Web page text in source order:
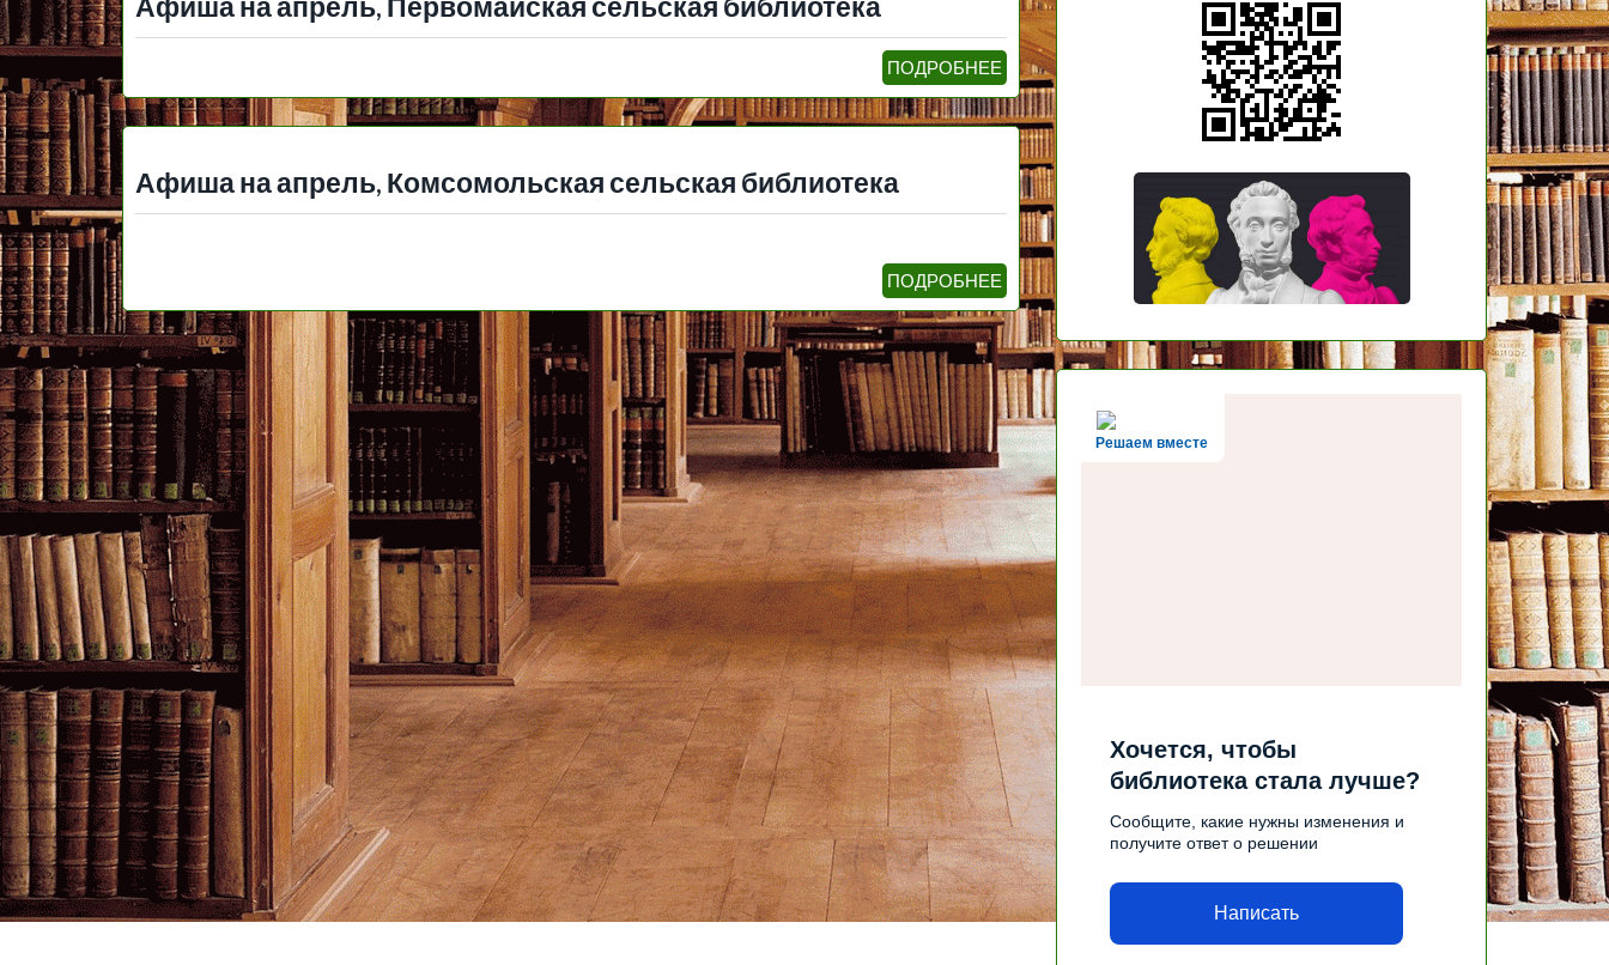
Афиша на апрель, Первомайская сельская библиотека
ПОДРОБНЕЕ
Афиша на апрель, Комсомольская сельская библиотека
ПОДРОБНЕЕ
Решаем вместе
Хочется, чтобы
библиотека стала лучше?
Сообщите, какие нужны изменения и
получите ответ о решении
Написать